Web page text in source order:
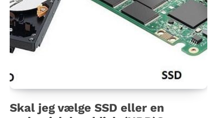
Skal jeg vælge SSD eller en